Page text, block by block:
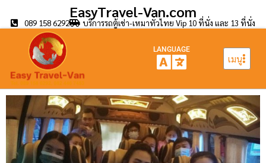
EasyTravel-Van.com
089 158 6292 บริการรถตู้เช่า-เหมาทั่วไทย Vip 10 ที่นั่ง และ 13 ที่นั่ง
เมนู
LANGUAGE